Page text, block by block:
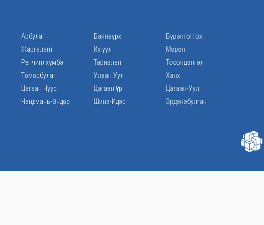
Арбулаг Баянзүрх
Бүрэнтогтох
Жаргалант Их уул
Мөрөн
Ренчинлхүмбэ Тариалан
Тосонцэнгэл
Төмөрбулаг Улаан Уул
Ханх
Цагаан Нуур Цагаан Үүр
Цагаан-Уул
Чандмань-Өндөр Шинэ-Идэр Эрдэнэбулган